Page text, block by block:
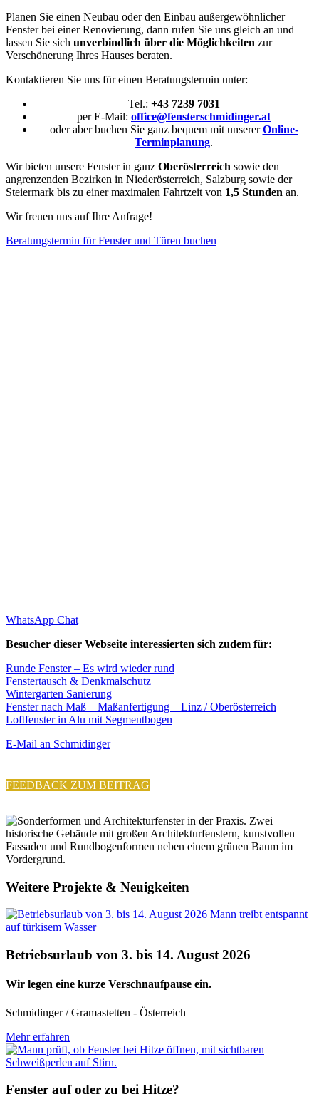
Planen Sie einen Neubau oder den Einbau außergewöhnlicher
Fenster bei einer Renovierung, dann rufen Sie uns gleich an und
lassen Sie sich unverbindlich über die Möglichkeiten zur
Verschönerung Ihres Hauses beraten.
Kontaktieren Sie uns für einen Beratungstermin unter:
Tel.: +43 7239 7031
per E-Mail: office@fensterschmidinger.at
oder aber buchen Sie ganz bequem mit unsererOnline-
Terminplanung.
Wir bieten unsere Fenster in ganz Oberösterreich sowie den
angrenzenden Bezirken in Niederösterreich, Salzburg sowie der
Steiermark bis zu einer maximalen Fahrtzeit von 1,5 Stunden an.
Wir freuen uns auf Ihre Anfrage!
Beratungstermin für Fenster und Türen buchen
WhatsApp Chat
Besucher dieser Webseite interessierten sich zudem für:
Runde Fenster – Es wird wieder rund
Fenstertausch & Denkmalschutz
Wintergarten Sanierung
Fenster nach Maß – Maßanfertigung – Linz / Oberösterreich
Loftfenster in Alu mit Segmentbogen
E-Mail an Schmidinger
FEEDBACK ZUM BEITRAG
Weitere Projekte & Neuigkeiten
Betriebsurlaub von 3. bis 14. August 2026
Wir legen eine kurze Verschnaufpause ein.
Schmidinger / Gramastetten - Österreich
Mehr erfahren
Fenster auf oder zu bei Hitze?